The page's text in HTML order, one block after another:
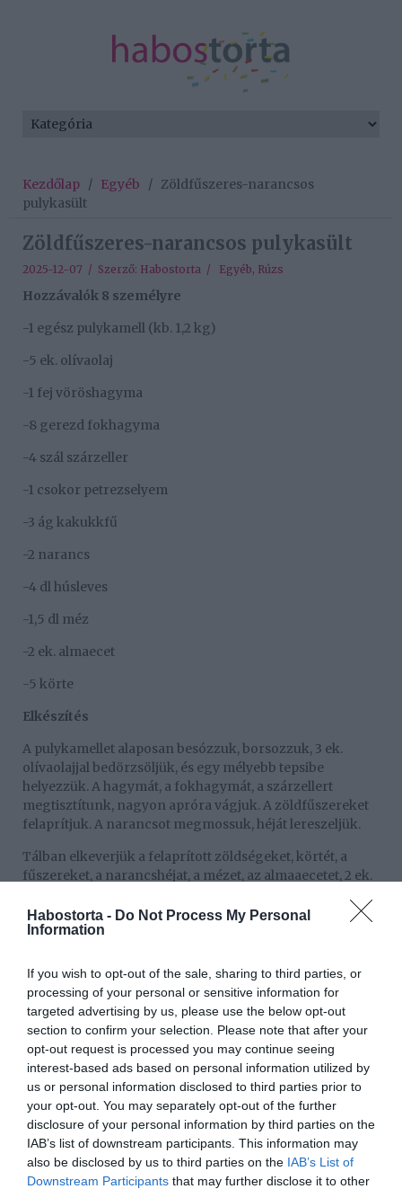
Habostorta - Do Not Process My Personal
Information
If you wish to opt-out of the sale, sharing to third parties, or
processing of your personal or sensitive information for
targeted advertising by us, please use the below opt-out
section to confirm your selection. Please note that after your
opt-out request is processed you may continue seeing
interest-based ads based on personal information utilized by
us or personal information disclosed to third parties prior to
your opt-out. You may separately opt-out of the further
disclosure of your personal information by third parties on the
IAB’s list of downstream participants. This information may
also be disclosed by us to third parties on the IAB’s List of
Downstream Participants that may further disclose it to other
Kezdőlap / Egyéb / Zöldfűszeres-narancsos
pulykasült
Zöldfűszeres-narancsos pulykasült
2025-12-07 / Szerző: Habostorta / Egyéb, Rúzs
Hozzávalók 8 személyre
-1 egész pulykamell (kb. 1,2 kg)
-5 ek. olívaolaj
-1 fej vöröshagyma
-8 gerezd fokhagyma
-4 szál szárzeller
-1 csokor petrezselyem
-3 ág kakukkfű
-2 narancs
-4 dl húsleves
-1,5 dl méz
-2 ek. almaecet
-5 körte
Elkészítés
A pulykamellet alaposan besózzuk, borsozzuk, 3 ek.
olívaolajjal bedörzsöljük, és egy mélyebb tepsibe
helyezzük. A hagymát, a fokhagymát, a szárzellert
megtisztítunk, nagyon apróra vágjuk. A zöldfűszereket
felaprítjuk. A narancsot megmossuk, héját lereszeljük.
Tálban elkeverjük a felaprított zöldségeket, körtét, a
fűszereket, a narancshéjat, a mézet, az almaaecetet, 2 ek.
a körtés keveréket vastagon rápakoljuk a húsra,
aláöntjük a húslevest, és fóliáva letakarva 30 percig
sütjük.
Közben a körtét meghámozzuk, cikkekre vágjuk,
meglocsoljuk a maradék narancs levével. A sütési idő
letelte után levesszük a pulykáról a fóliát, mellészórjuk a
körtéket. Felkapcsolunk 180 °C-ra, és fólia nélkül további
20-30 percet sütjük a húst. Szeletelés előtt 15 percig
pihentetjük. A húst a körtével vagy sütőtökpürével
körítve tálaljuk.
Munka: kb. 30 perc
Fogyasztható: kb. 3 óra múlva